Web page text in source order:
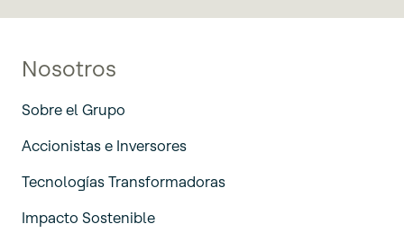
Nosotros
Sobre el Grupo
Accionistas e Inversores
Tecnologías Transformadoras
Impacto Sostenible